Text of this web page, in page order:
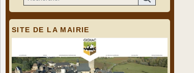
SITE DE LA MAIRIE